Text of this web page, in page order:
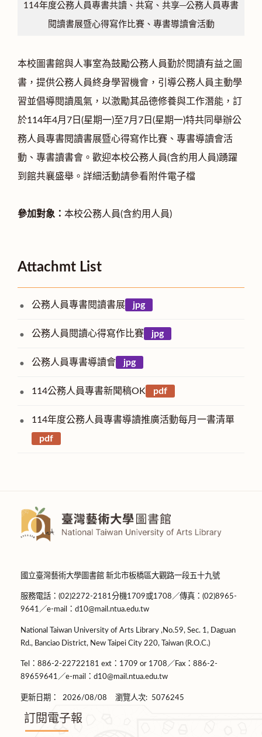
114年度公務人員專書共讀、共寫、共享─公務人員專書
閱讀書展暨心得寫作比賽、專書導讀會活動
本校圖書館與人事室為鼓勵公務人員勤於閱讀有益之圖
書，提供公務人員終身學習機會，引導公務人員主動學
習並倡導閱讀風氣，以激勵其品德修養與工作潛能，訂
於114年4月7日(星期一)至7月7日(星期一)特共同舉辦公
務人員專書閱讀書展暨心得寫作比賽、專書導讀會活
動、專書讀書會。歡迎本校公務人員(含約用人員)踴躍
到館共襄盛舉。詳細活動請參看附件電子檔
參加對象： 本校公務人員(含約用人員)
Attachmt List
公務人員專書閱讀書展 jpg
公務人員閱讀心得寫作比賽 jpg
公務人員專書導讀會 jpg
114公務人員專書新聞稿OK pdf
114年度公務人員專書導讀推廣活動每月一書清單
pdf
國立臺灣藝術大學圖書館 新北市板橋區大觀路一段五十九號
服務電話：(02)2272-2181分機1709或1708／傳真：(02)8965-
9641／e-mail：d10@mail.ntua.edu.tw
National Taiwan University of Arts Library ,No.59, Sec. 1, Daguan
Rd., Banciao District, New Taipei City 220, Taiwan (R.O.C.)
Tel：886-2-22722181 ext：1709 or 1708／Fax：886-2-
89659641／e-mail：d10@mail.ntua.edu.tw
更新日期： 2026/08/08 瀏覽人次: 5076245
訂閱電子報